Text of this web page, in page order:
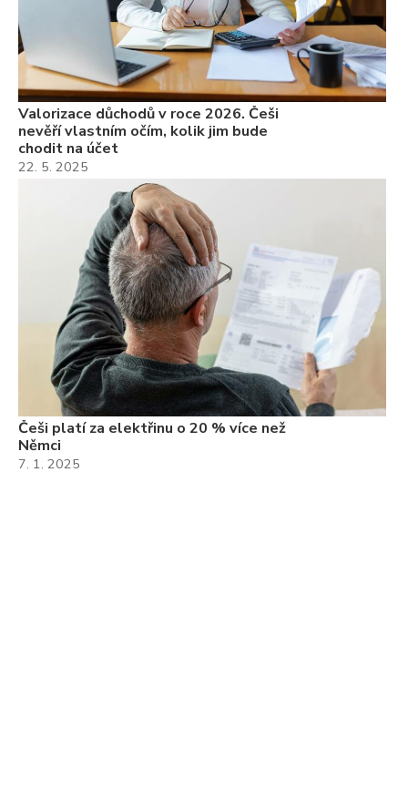
Valorizace důchodů v roce 2026. Češi
nevěří vlastním očím, kolik jim bude
chodit na účet
22. 5. 2025
Češi platí za elektřinu o 20 % více než
Němci
7. 1. 2025